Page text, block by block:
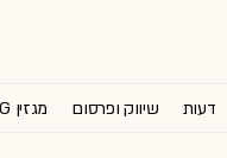
דעות שיווק ופרסום מגזין G